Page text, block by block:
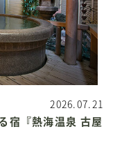
2026.07.21
宿『熱海温泉 古屋